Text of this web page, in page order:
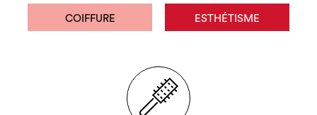
COIFFURE ESTHÉTISME